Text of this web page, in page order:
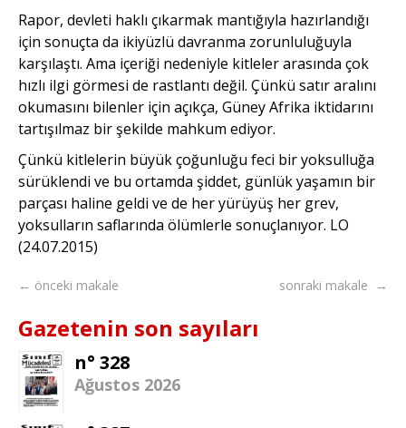
Rapor, devleti haklı çıkarmak mantığıyla hazırlandığı
için sonuçta da ikiyüzlü davranma zorunluluğuyla
karşılaştı. Ama içeriği nedeniyle kitleler arasında çok
hızlı ilgi görmesi de rastlantı değil. Çünkü satır aralını
okumasını bilenler için açıkça, Güney Afrika iktidarını
tartışılmaz bir şekilde mahkum ediyor.
Çünkü kitlelerin büyük çoğunluğu feci bir yoksulluğa
sürüklendi ve bu ortamda şiddet, günlük yaşamın bir
parçası haline geldi ve de her yürüyüş her grev,
yoksulların saflarında ölümlerle sonuçlanıyor. LO
(24.07.2015)
← önceki makale sonraki makale →
Gazetenin son sayıları
n° 328
Ağustos 2026